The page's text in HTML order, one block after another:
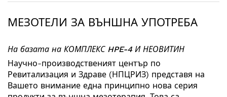
МЕЗОТЕЛИ ЗА ВЪНШНА УПОТРЕБА
На базата на КОМПЛЕКС HPE-4 И НЕОВИТИН
Научно-производственият център по
Ревитализация и Здраве (НПЦРИЗ) представя на
Вашето внимание една принципно нова серия